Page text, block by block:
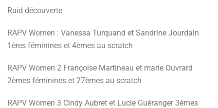
Raid découverte
RAPV Women : Vanessa Turquand et Sandrine Jourdain
1ères féminines et 4èmes au scratch
RAPV Women 2 Françoise Martineau et marie Ouvrard
2èmes féminines et 27èmes au scratch
RAPV Women 3 Cindy Aubret et Lucie Guéranger 3èmes